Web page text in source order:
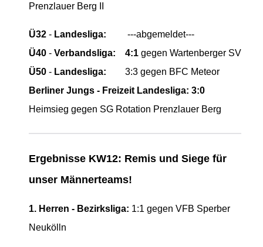
Prenzlauer Berg II
Ü32 - Landesliga: ---abgemeldet---
Ü40 - Verbandsliga: 4:1 gegen Wartenberger SV
Ü50 - Landesliga: 3:3 gegen BFC Meteor
Berliner Jungs - Freizeit Landesliga: 3:0
Heimsieg gegen SG Rotation Prenzlauer Berg
Ergebnisse KW12: Remis und Siege für
unser Männerteams!
1. Herren - Bezirksliga: 1:1 gegen VFB Sperber
Neukölln